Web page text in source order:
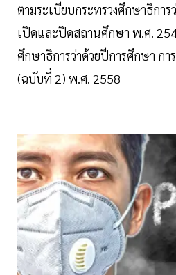
ตามระเบียบกระทรวงศึกษาธิการ
เปิดและปิดสถานศึกษา พ.ศ.
ศึกษาธิการว่าด้วยปีการศึกษา ก
(ฉบับที่ 2) พ.ศ. 2558